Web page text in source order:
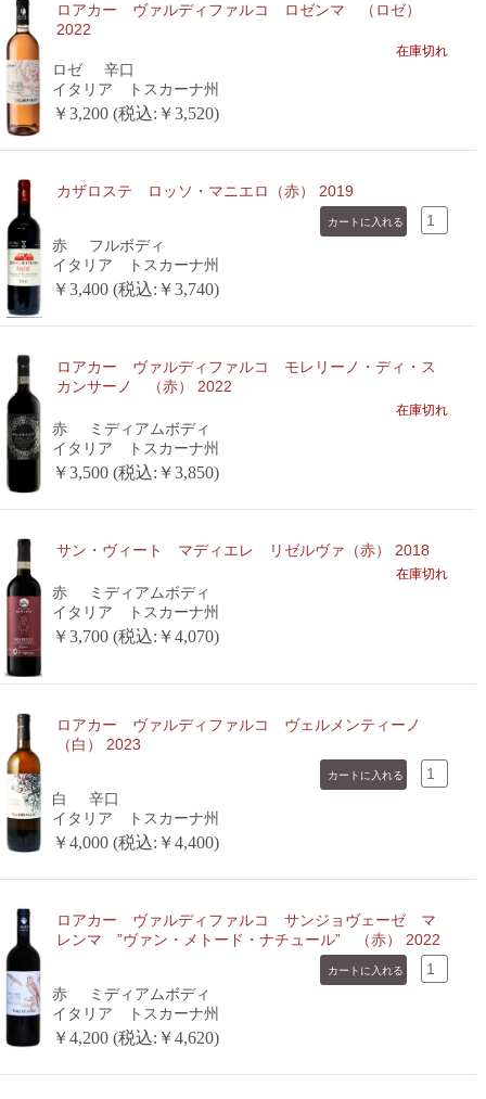
ロアカー ヴァルディファルコ ロゼンマ （ロゼ）
2022
在庫切れ
ロゼ
辛口
イタリア トスカーナ州
￥3,200 (税込:￥3,520)
カザロステ ロッソ・マニエロ（赤） 2019
赤
フルボディ
イタリア トスカーナ州
￥3,400 (税込:￥3,740)
ロアカー ヴァルディファルコ モレリーノ・ディ・ス
カンサーノ （赤） 2022
在庫切れ
赤
ミディアムボディ
イタリア トスカーナ州
￥3,500 (税込:￥3,850)
サン・ヴィート マディエレ リゼルヴァ（赤） 2018
在庫切れ
赤
ミディアムボディ
イタリア トスカーナ州
￥3,700 (税込:￥4,070)
ロアカー ヴァルディファルコ ヴェルメンティーノ
（白） 2023
白
辛口
イタリア トスカーナ州
￥4,000 (税込:￥4,400)
ロアカー ヴァルディファルコ サンジョヴェーゼ マ
レンマ ”ヴァン・メトード・ナチュール” （赤） 2022
赤
ミディアムボディ
イタリア トスカーナ州
￥4,200 (税込:￥4,620)